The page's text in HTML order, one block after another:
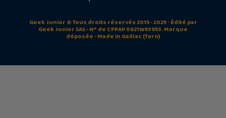
Geek Junior © Tous droits réservés 2015 - 2025 - Édité par
Geek Junior SAS - N° de CPPAP 0621W93953. Marque
déposée - Made in Gaillac (Tarn)